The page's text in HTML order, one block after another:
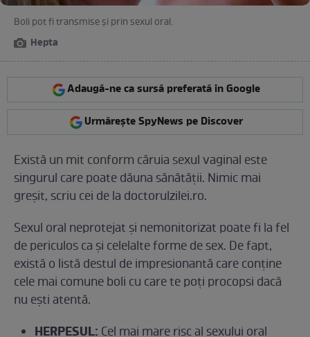
Boli pot fi transmise și prin sexul oral.
Hepta
Adaugă-ne ca sursă preferată în Google
Urmărește SpyNews pe Discover
Există un mit conform căruia sexul vaginal este
singurul care poate dăuna sănătății. Nimic mai
greșit, scriu cei de la doctorulzilei.ro.
Sexul oral neprotejat și nemonitorizat poate fi la fel
de periculos ca și celelalte forme de sex. De fapt,
există o listă destul de impresionantă care conține
cele mai comune boli cu care te poți procopsi dacă
nu ești atentă.
HERPESUL: